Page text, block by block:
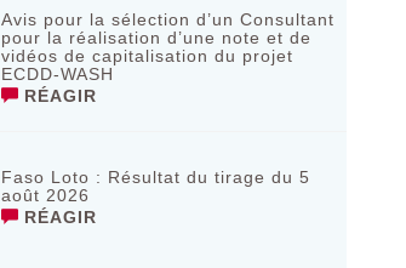
Avis pour la sélection d’un Consultant
pour la réalisation d’une note et de
vidéos de capitalisation du projet
ECDD-WASH
RÉAGIR
Faso Loto : Résultat du tirage du 5
août 2026
RÉAGIR